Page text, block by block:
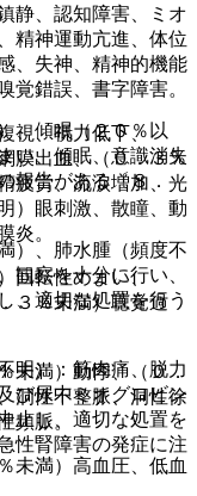
静、認知障害、ミオ
精神運動亢進、体位
、失神、精神的機能
覚錯誤、書字障害。
視、視力低下、
膜出血、（０．３％
疲労、流涙増加、光
）眼刺激、散瞳、動
炎。
回転性めまい、
３％未満）聴覚過
未満）動悸、（０．
洞性不整脈、洞性徐
頻脈。
未満）高血圧、低血
、傾眠（２０％以
い、傾眠、意識消失
報告がある〔８．
）、肺水腫（頻度不
観察を十分に行い、
、適切な処置を行う
明）：筋肉痛、脱力
び尿中ミオグロビン
止し、適切な処置を
性腎障害の発症に注